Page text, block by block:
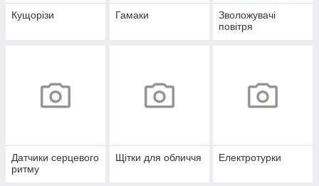
Кущорізи Гамаки
Зволожувачі
повітря
Датчики серцевого
ритму
Щітки для обличчя Електротурки